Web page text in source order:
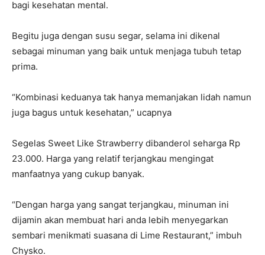
bagi kesehatan mental.
Begitu juga dengan susu segar, selama ini dikenal
sebagai minuman yang baik untuk menjaga tubuh tetap
prima.
“Kombinasi keduanya tak hanya memanjakan lidah namun
juga bagus untuk kesehatan,” ucapnya
Segelas Sweet Like Strawberry dibanderol seharga Rp
23.000. Harga yang relatif terjangkau mengingat
manfaatnya yang cukup banyak.
“Dengan harga yang sangat terjangkau, minuman ini
dijamin akan membuat hari anda lebih menyegarkan
sembari menikmati suasana di Lime Restaurant,” imbuh
Chysko.